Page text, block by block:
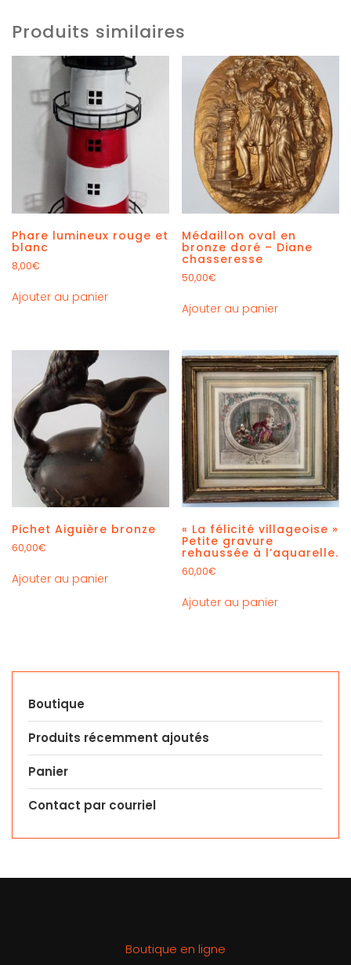
Produits similaires
Phare lumineux rouge et
blanc
8,00€
Ajouter au panier
Médaillon oval en
bronze doré – Diane
chasseresse
50,00€
Ajouter au panier
Pichet Aiguière bronze
60,00€
Ajouter au panier
« La félicité villageoise »
Petite gravure
rehaussée à l’aquarelle.
60,00€
Ajouter au panier
Boutique
Produits récemment ajoutés
Panier
Contact par courriel
Boutique en ligne